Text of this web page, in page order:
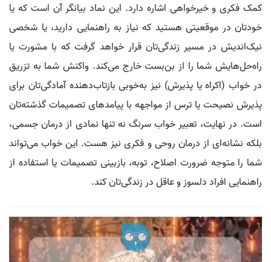
کمک فکری و خیرخواهی اشاره دارد. این نماد بیانگر آن است که یا
خودتان در موقعیتی هستید که نیاز به راهنمایی دارید، یا شخصی
نیک‌اندیش در مسیر زندگی‌تان قرار خواهد گرفت که با مشورت یا
راه‌حل‌هایش شما را از بن‌بست خارج می‌کند. واکنش شما به تزریق
در خواب (اکراه یا پذیرش) نیز به‌خوبی بازتاب‌دهنده آمادگی‌تان برای
پذیرش نصیحت یا ترس از مواجهه با پیامدهای تصمیمات گذشته‌تان
است. در نهایت، تعبیر خواب سرنگ نه تنها نمادی از درمان جسمی،
بلکه نشانه‌ای از درمان روحی و فکری نیز هست. این خواب می‌تواند
شما را متوجه ضرورت اصلاح، توبه، بازبینی تصمیمات یا استفاده از
راهنمایی افراد دلسوز و عاقل در زندگی‌تان کند.